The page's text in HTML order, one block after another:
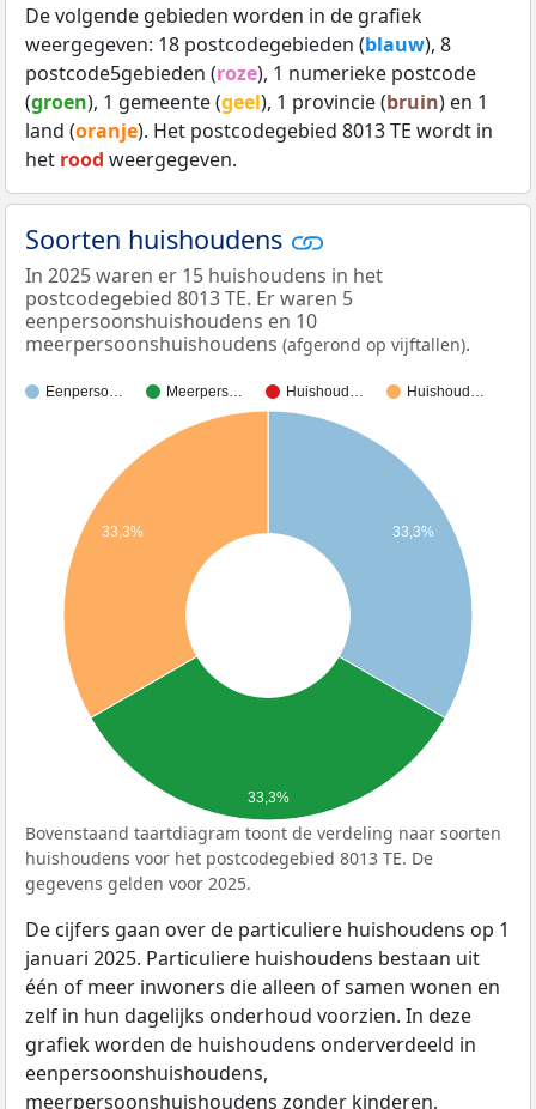
De volgende gebieden worden in de grafiek
weergegeven: 18 postcodegebieden (blauw), 8
postcode5gebieden (roze), 1 numerieke postcode
(groen), 1 gemeente (geel), 1 provincie (bruin) en 1
land (oranje). Het postcodegebied 8013 TE wordt in
het rood weergegeven.
Soorten huishoudens
In 2025 waren er 15 huishoudens in het
postcodegebied 8013 TE. Er waren 5
eenpersoonshuishoudens en 10
meerpersoonshuishoudens (afgerond op vijftallen).
Eenperso… Meerpers… Huishoud… Huishoud…
33,3%
33,3%
33,3%
Bovenstaand taartdiagram toont de verdeling naar soorten
huishoudens voor het postcodegebied 8013 TE. De
gegevens gelden voor 2025.
De cijfers gaan over de particuliere huishoudens op 1
januari 2025. Particuliere huishoudens bestaan uit
één of meer inwoners die alleen of samen wonen en
zelf in hun dagelijks onderhoud voorzien. In deze
grafiek worden de huishoudens onderverdeeld in
eenpersoonshuishoudens,
meerpersoonshuishoudens zonder kinderen,